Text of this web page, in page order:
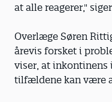
at alle reagerer,"
Overlæge Søren
årevis forsket i
viser, at
tilfældene kan være